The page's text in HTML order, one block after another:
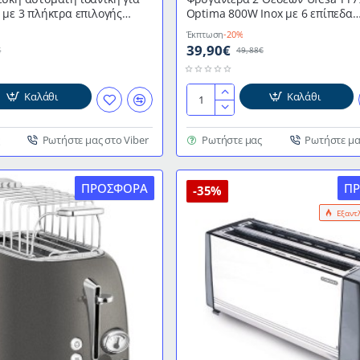
3 πλήκτρα επιλογής
246 CB BOMANN
Καλάθι
Ρωτήστε μας στο Viber
Optima 800W Inox με 6 επίπεδα
θερμοκρασίας
Έκπτωση-20%
39,90€ 49,88€
Φρυγανιέρα
Θέσεων
Ufesa
TT7985
Optima
800W
επίπεδα
θερμοκρασίας
Καλάθι
Ρωτήστε μας Ρωτήστε
ΠΡΟΣΦΟΡΆ -35%